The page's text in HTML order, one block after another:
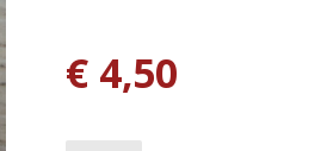
€ 4,50